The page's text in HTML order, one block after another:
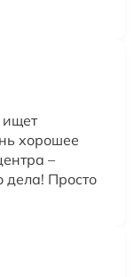
ищет
хорошее
–
дела! Просто